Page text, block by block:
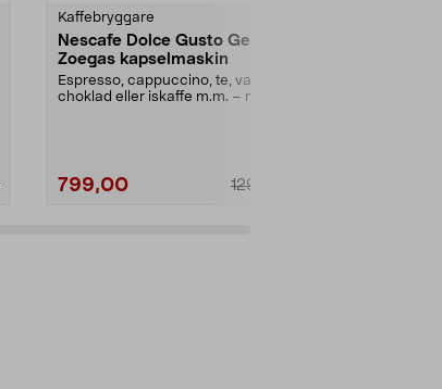
Kaffebryggare
Nescafe Dolce Gusto Genio S
Zoegas kapselmaskin
Espresso, cappuccino, te, varm
choklad eller iskaffe m.m. – med
799,00 1299,00